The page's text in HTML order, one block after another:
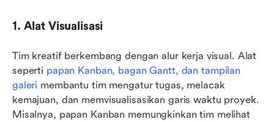
1. Alat Visualisasi
Tim kreatif berkembang dengan alur kerja visual. Alat
seperti papan Kanban, bagan Gantt, dan tampilan
galeri membantu tim mengatur tugas, melacak
kemajuan, dan memvisualisasikan garis waktu proyek.
Misalnya, papan Kanban memungkinkan tim melihat